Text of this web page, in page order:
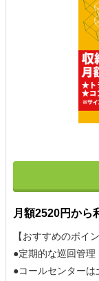
月額2520円から
【おすすめのポイン
●定期的な巡回管理
●コールセンターは